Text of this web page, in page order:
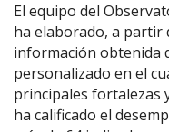
El equipo del
ha elaborado, a partir
información obtenida
personalizado en el
principales fortalezas
ha calificado el